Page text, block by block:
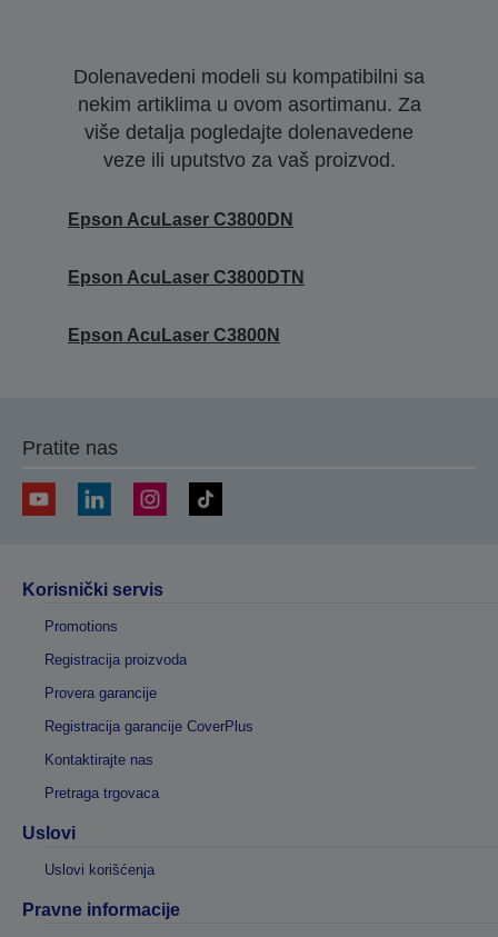
Dolenavedeni modeli su kompatibilni sa
nekim artiklima u ovom asortimanu. Za
više detalja pogledajte dolenavedene
veze ili uputstvo za vaš proizvod.
Epson AcuLaser C3800DN
Epson AcuLaser C3800DTN
Epson AcuLaser C3800N
Pratite nas
Korisnički servis
Promotions
Registracija proizvoda
Provera garancije
Registracija garancije CoverPlus
Kontaktirajte nas
Pretraga trgovaca
Uslovi
Uslovi korišćenja
Pravne informacije